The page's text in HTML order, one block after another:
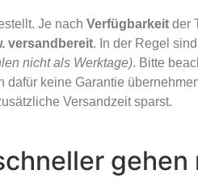
Je nach Verfügbarkeit der
versandbereit. In der Regel sind
nicht als Werktage). Bitte
keine Garantie
Versandzeit sparst.
gehen